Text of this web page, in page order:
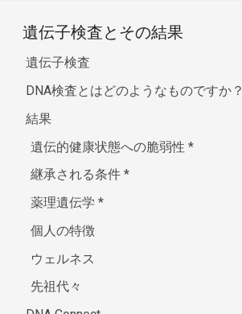
遺伝子検査とその結果
遺伝子検査
DNA検査とはどのようなものですか？
結果
遺伝的健康状態への脆弱性*
継承される条件*
薬理遺伝学*
個人の特徴
ウェルネス
先祖代々